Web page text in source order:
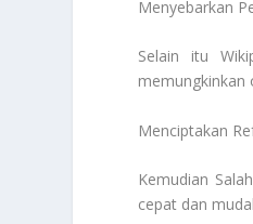
Menyebarkan
Selain itu
memungkinkan
Menciptakan
Kemudian
cepat dan